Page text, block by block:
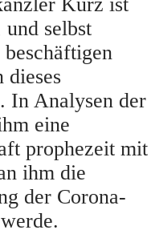
selbst
dieses
In Analysen der
eine
prophezeit mit
ihm die
der Corona-